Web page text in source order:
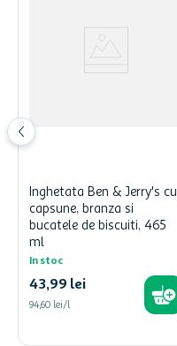
Inghetata Ben & Jerry's cu
capsune, branza si
bucatele de biscuiti, 465
ml
In stoc
43,99 lei
94,60 lei/l